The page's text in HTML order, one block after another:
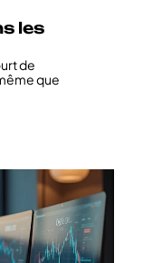
les
de
que